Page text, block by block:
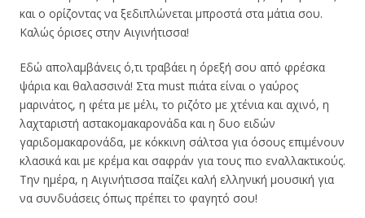
και ο ορίζοντας να ξεδιπλώνεται μπροστά στα μάτια σου.
Καλώς όρισες στην Αιγινήτισσα!
Εδώ απολαμβάνεις ό,τι τραβάει η όρεξή σου από φρέσκα
ψάρια και θαλασσινά! Στα must πιάτα είναι ο γαύρος
μαρινάτος, η φέτα με μέλι, το ριζότο με χτένια και αχινό, η
λαχταριστή αστακομακαρονάδα και η δυο ειδών
γαριδομακαρονάδα, με κόκκινη σάλτσα για όσους επιμένουν
κλασικά και με κρέμα και σαφράν για τους πιο εναλλακτικούς.
Την ημέρα, η Αιγινήτισσα παίζει καλή ελληνική μουσική για
να συνδυάσεις όπως πρέπει το φαγητό σου!